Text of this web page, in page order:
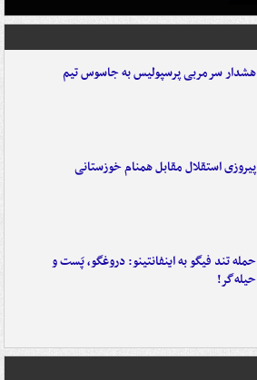
هشدار سرمربی پرسپولیس به جاسوس تیم
پیروزی استقلال مقابل همنام خوزستانی
حمله تند فیگو به اینفانتینو: دروغگو، پَست‌ و
حیله‌گر!